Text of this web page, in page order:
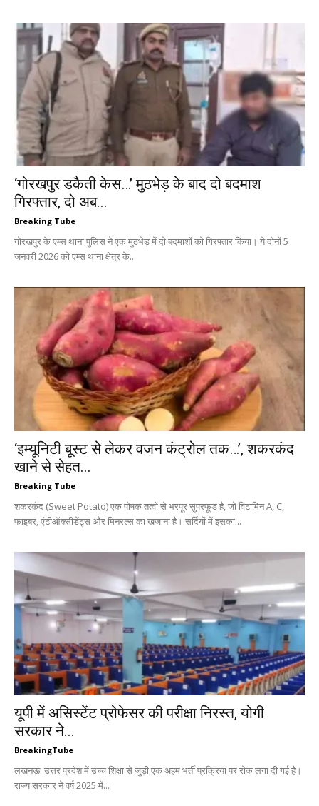
‘गोरखपुर डकैती केस…’ मुठभेड़ के बाद दो बदमाश
गिरफ्तार, दो अब...
Breaking Tube
गोरखपुर के एम्स थाना पुलिस ने एक मुठभेड़ में दो बदमाशों को गिरफ्तार किया। ये दोनों 5
जनवरी 2026 को एम्स थाना क्षेत्र के...
‘इम्यूनिटी बूस्ट से लेकर वजन कंट्रोल तक…’, शकरकंद
खाने से सेहत...
Breaking Tube
शकरकंद (Sweet Potato) एक पोषक तत्वों से भरपूर सुपरफूड है, जो विटामिन A, C,
फाइबर, एंटीऑक्सीडेंट्स और मिनरल्स का खजाना है। सर्दियों में इसका...
यूपी में असिस्टेंट प्रोफेसर की परीक्षा निरस्त, योगी
सरकार ने...
BreakingTube
लखनऊ: उत्तर प्रदेश में उच्च शिक्षा से जुड़ी एक अहम भर्ती प्रक्रिया पर रोक लगा दी गई है।
राज्य सरकार ने वर्ष 2025 में...